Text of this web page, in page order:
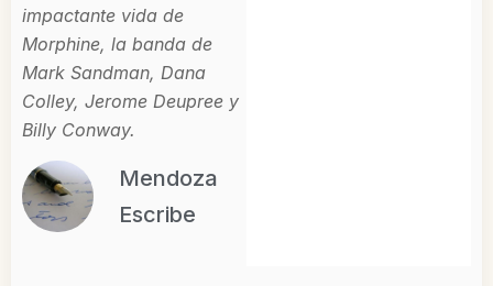
impactante vida de
Morphine, la banda de
Mark Sandman, Dana
Colley, Jerome Deupree y
Billy Conway.
Mendoza
Escribe